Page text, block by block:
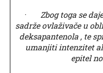
· Zbog toga se
sadrže ovlaživače u
deksapantenola , te
umanjiti intenzitet
epitel